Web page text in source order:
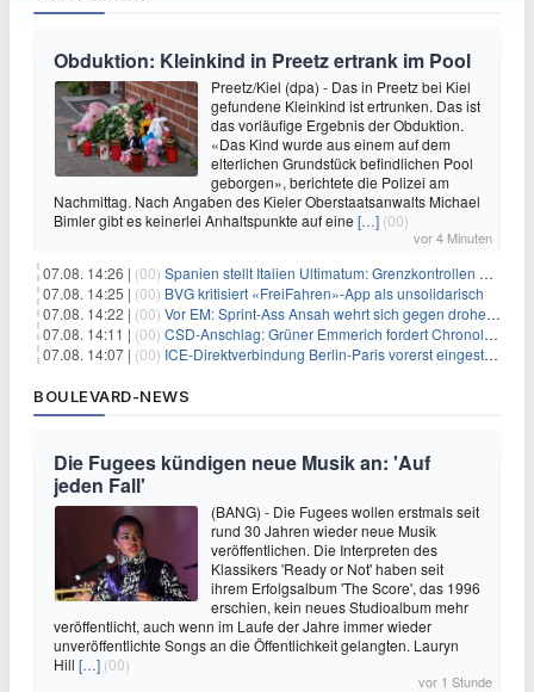
Obduktion: Kleinkind in Preetz ertrank im Pool
Preetz/Kiel (dpa) - Das in Preetz bei Kiel
gefundene Kleinkind ist ertrunken. Das ist
das vorläufige Ergebnis der Obduktion.
«Das Kind wurde aus einem auf dem
elterlichen Grundstück befindlichen Pool
geborgen», berichtete die Polizei am
Nachmittag. Nach Angaben des Kieler Oberstaatsanwalts Michael
Bimler gibt es keinerlei Anhaltspunkte auf eine […] (00)
vor 4 Minuten
07.08. 14:26 | (00) Spanien stellt Italien Ultimatum: Grenzkontrollen beenden
07.08. 14:25 | (00) BVG kritisiert «FreiFahren»-App als unsolidarisch
07.08. 14:22 | (00) Vor EM: Sprint-Ass Ansah wehrt sich gegen drohende Sperre
07.08. 14:11 | (00) CSD-Anschlag: Grüner Emmerich fordert Chronologie von Dobrindt
07.08. 14:07 | (00) ICE-Direktverbindung Berlin-Paris vorerst eingestellt
BOULEVARD-NEWS
Die Fugees kündigen neue Musik an: 'Auf
jeden Fall'
(BANG) - Die Fugees wollen erstmals seit
rund 30 Jahren wieder neue Musik
veröffentlichen. Die Interpreten des
Klassikers 'Ready or Not' haben seit
ihrem Erfolgsalbum 'The Score', das 1996
erschien, kein neues Studioalbum mehr
veröffentlicht, auch wenn im Laufe der Jahre immer wieder
unveröffentlichte Songs an die Öffentlichkeit gelangten. Lauryn
Hill […] (00)
vor 1 Stunde